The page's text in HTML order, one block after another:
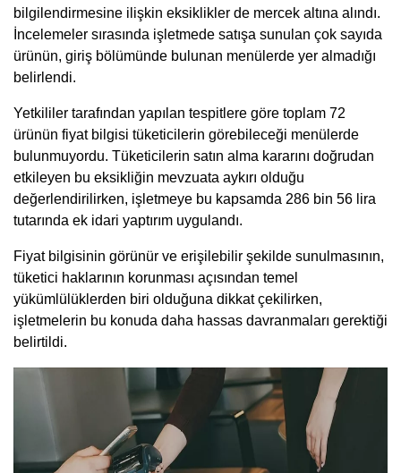
bilgilendirmesine ilişkin eksiklikler de mercek altına alındı.
İncelemeler sırasında işletmede satışa sunulan çok sayıda
ürünün, giriş bölümünde bulunan menülerde yer almadığı
belirlendi.
Yetkililer tarafından yapılan tespitlere göre toplam 72
ürünün fiyat bilgisi tüketicilerin görebileceği menülerde
bulunmuyordu. Tüketicilerin satın alma kararını doğrudan
etkileyen bu eksikliğin mevzuata aykırı olduğu
değerlendirilirken, işletmeye bu kapsamda 286 bin 56 lira
tutarında ek idari yaptırım uygulandı.
Fiyat bilgisinin görünür ve erişilebilir şekilde sunulmasının,
tüketici haklarının korunması açısından temel
yükümlülüklerden biri olduğuna dikkat çekilirken,
işletmelerin bu konuda daha hassas davranmaları gerektiği
belirtildi.